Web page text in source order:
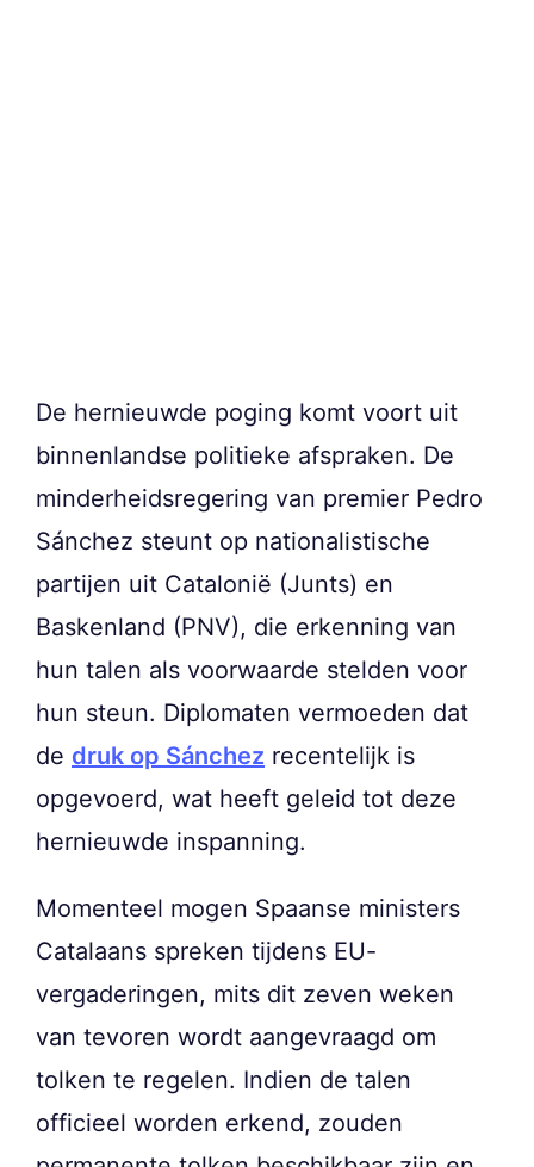
De hernieuwde poging komt voort uit
binnenlandse politieke afspraken. De
minderheidsregering van premier Pedro
Sánchez steunt op nationalistische
partijen uit Catalonië (Junts) en
Baskenland (PNV), die erkenning van
hun talen als voorwaarde stelden voor
hun steun. Diplomaten vermoeden dat
de druk op Sánchez recentelijk is
opgevoerd, wat heeft geleid tot deze
hernieuwde inspanning.
Momenteel mogen Spaanse ministers
Catalaans spreken tijdens EU-
vergaderingen, mits dit zeven weken
van tevoren wordt aangevraagd om
tolken te regelen. Indien de talen
officieel worden erkend, zouden